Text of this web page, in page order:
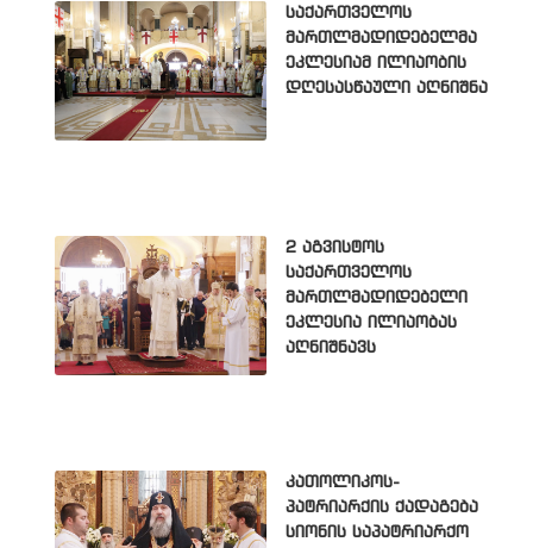
საქართველოს
მართლმადიდებელმა
ეკლესიამ ილიაობის
დღესასწაული აღნიშნა
2 აგვისტოს
საქართველოს
მართლმადიდებელი
ეკლესია ილიაობას
აღნიშნავს
კათოლიკოს-
პატრიარქის ქადაგება
სიონის საპატრიარქო